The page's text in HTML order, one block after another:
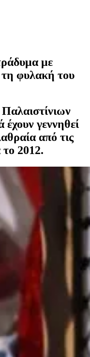
με
φυλακή του
γεννηθεί
από τις
το 2012.